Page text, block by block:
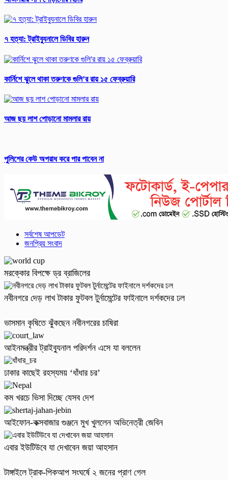
৭ হত্যা: ট্রাইব্যুনালে ডিবির হারুন
কার্নিশে ঝুলে থাকা তরুণকে গুলি’র রায় ১৫ ফেব্রুয়ারি
আজ ছয় লাশ পোড়ানো মামলার রায়
পুলিশের কেউ অপরাধ করে পার পাবেন না
সর্বশেষ আপডেট
জনপ্রিয় সংবাদ
মরক্কোর বিপক্ষে ড্র ব্রাজিলের
নবীনগরে দেড় লাখ টাকার ফুটবল টুর্নামেন্টের ফাইনালে দর্শকদের ঢল
ভাসমান কৃষিতে ঝুঁকছেন নবীনগরের চাষিরা
আইনমন্ত্রীর ট্রাইব্যুনাল পরিদর্শন এসে যা বললেন
ঢাকার কাছেই রহস্যময় ‘ধাঁধার চর’
কম খরচে ভিসা দিচ্ছে যেসব দেশ
আইফোন-কক্সবাজার গুঞ্জনে মুখ খুললেন অভিনেত্রী জেবিন
এবার ইউটিউবে যা দেখাবেন জয়া আহসান
টাঙ্গাইলে ট্রাক-পিকআপ সংঘর্ষে ২ জনের প্রাণ গেল